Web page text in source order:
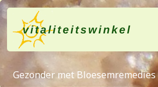
Gezonder met